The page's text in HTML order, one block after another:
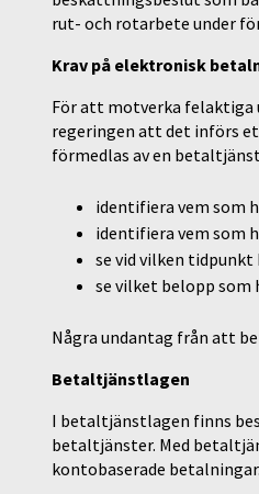
rut- och rotarbete under
Krav på elektronisk
För att motverka felaktiga
regeringen att det införs
förmedlas av en
identifiera vem som
identifiera vem som
se vid vilken
se vilket belopp som
Några undantag från att
Betaltjänstlagen
I betaltjänstlagen finns
betaltjänster. Med
kontobaserade